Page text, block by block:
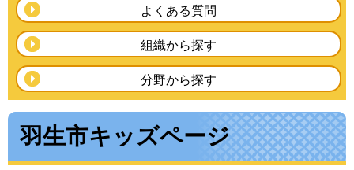
よくある質問
組織から探す
分野から探す
羽生市キッズページ